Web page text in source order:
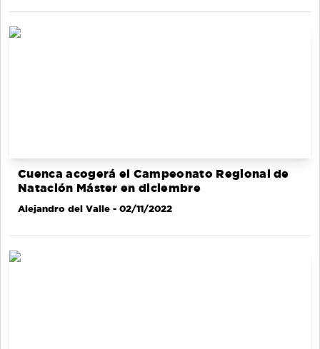
Cuenca acogerá el Campeonato Regional de
Natación Máster en diciembre
Alejandro del Valle - 02/11/2022